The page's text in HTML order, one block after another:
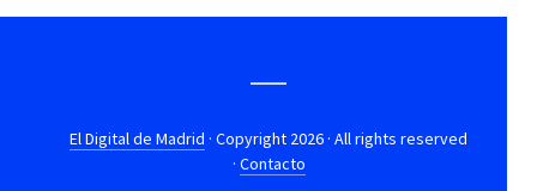
El Digital de Madrid · Copyright 2026 · All rights reserved
· Contacto